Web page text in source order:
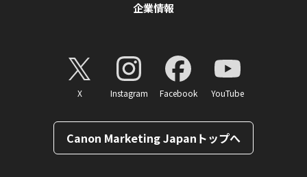
企業情報
X Instagram Facebook YouTube
Canon Marketing Japanトップへ